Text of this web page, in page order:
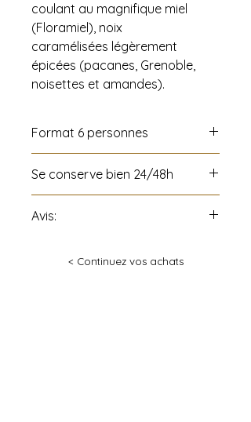
coulant au magnifique miel
(Floramiel), noix
caramélisées légèrement
épicées (pacanes, Grenoble,
noisettes et amandes).
Format 6 personnes
Se conserve bien 24/48h
Avis:
Pâtisseries Gaël Vidricaire »
< Continuez vos achats